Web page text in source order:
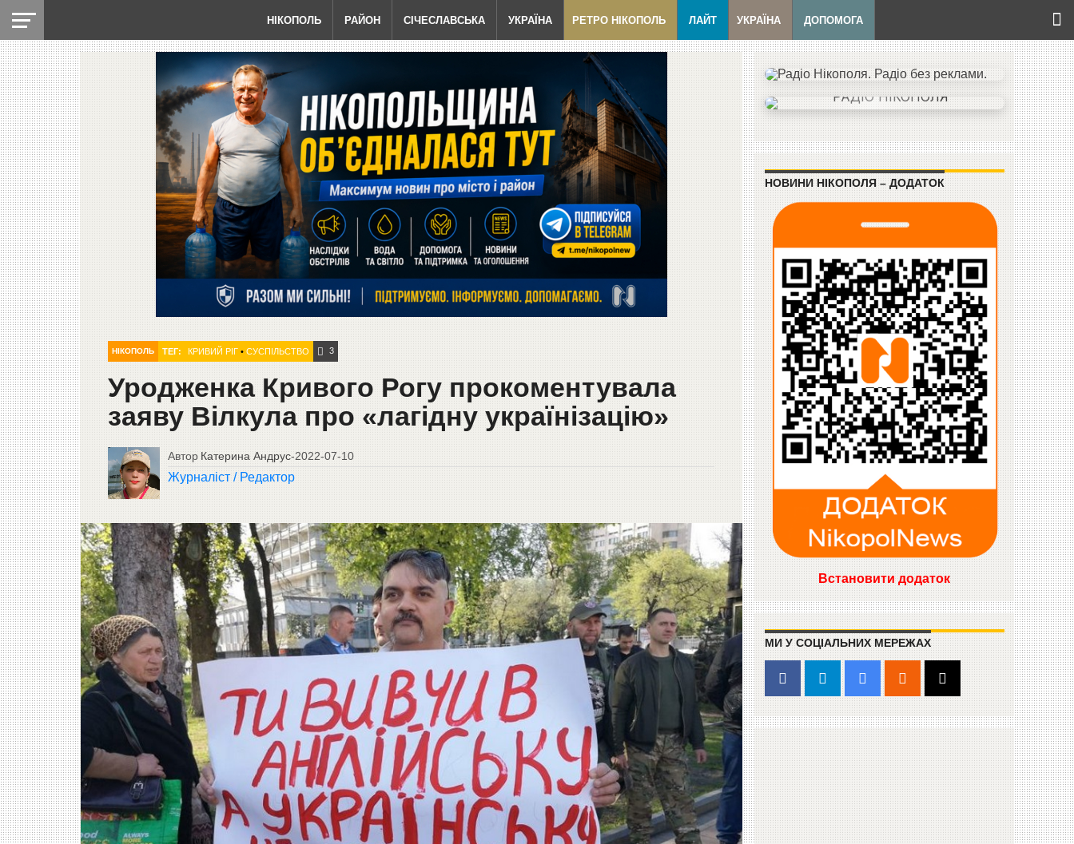
НІКОПОЛЬ РАЙОН СІЧЕСЛАВСЬКА УКРАЇНА РЕТРО НІКОПОЛЬ ЛАЙТ УКРАЇНА ДОПОМОГА
НІКОПОЛЬ ТЕГ: КРИВИЙ РІГ• СУСПІЛЬСТВО 3
Уродженка Кривого Рогу прокоментувала
заяву Вілкула про «лагідну українізацію»
Автор Катерина Андрус-2022-07-10
Журналіст / Редактор
НОВИНИ НІКОПОЛЯ – ДОДАТОК
Встановити додаток
МИ У СОЦІАЛЬНИХ МЕРЕЖАХ